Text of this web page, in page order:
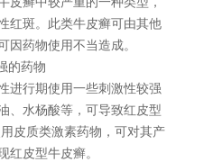
红斑。此类牛皮癣可由其他
因药物使用不当造成。
药物
行期使用一些刺激性较强
、水杨酸等，可导致红皮型
皮质类激素药物，可对其产
红皮型牛皮癣。